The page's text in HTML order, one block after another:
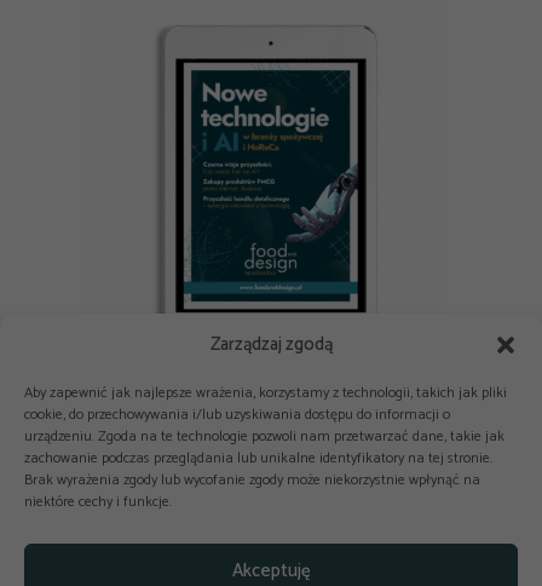
Zarządzaj zgodą
Aby zapewnić jak najlepsze wrażenia, korzystamy z technologii, takich jak pliki
cookie, do przechowywania i/lub uzyskiwania dostępu do informacji o
urządzeniu. Zgoda na te technologie pozwoli nam przetwarzać dane, takie jak
zachowanie podczas przeglądania lub unikalne identyfikatory na tej stronie.
Brak wyrażenia zgody lub wycofanie zgody może niekorzystnie wpłynąć na
niektóre cechy i funkcje.
Akceptuję
E-book: Nowe technologie i AI w branży spożywczej i HoReCa
Copyright © 2025-2026 odkuchni.co